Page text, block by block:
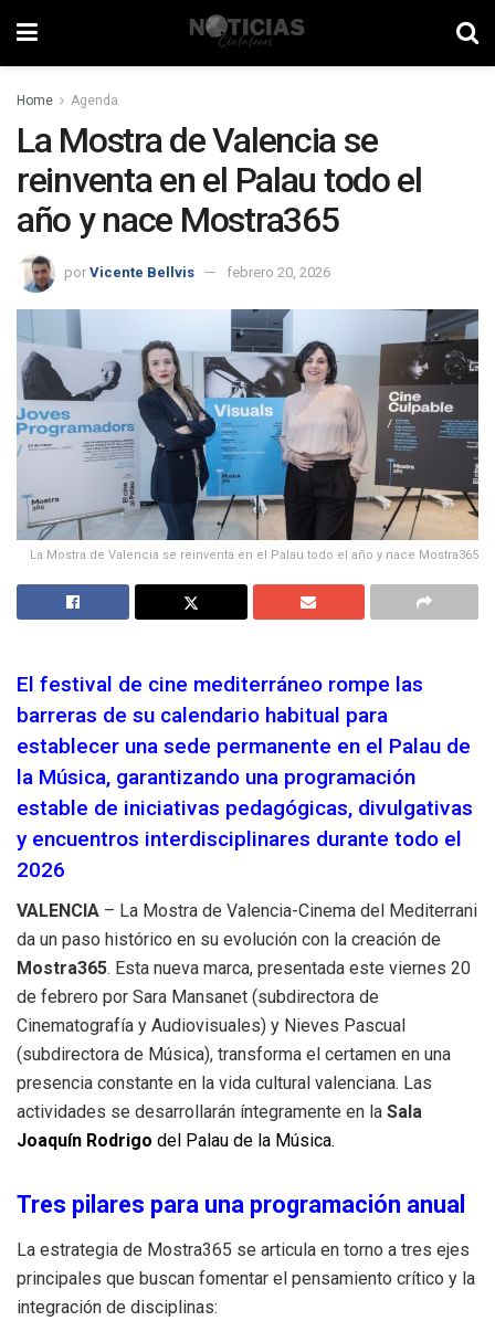
Home Agenda
La Mostra de Valencia se
reinventa en el Palau todo el
año y nace Mostra365
por Vicente Bellvis febrero 20, 2026
La Mostra de Valencia se reinventa en el Palau todo el año y nace Mostra365
El festival de cine mediterráneo rompe las
barreras de su calendario habitual para
establecer una sede permanente en el Palau de
la Música, garantizando una programación
estable de iniciativas pedagógicas, divulgativas
y encuentros interdisciplinares durante todo el
2026
VALENCIA – La Mostra de Valencia-Cinema del Mediterrani
da un paso histórico en su evolución con la creación de
Mostra365. Esta nueva marca, presentada este viernes 20
de febrero por Sara Mansanet (subdirectora de
Cinematografía y Audiovisuales) y Nieves Pascual
(subdirectora de Música), transforma el certamen en una
presencia constante en la vida cultural valenciana. Las
actividades se desarrollarán íntegramente en la Sala
Joaquín Rodrigo del Palau de la Música.
Tres pilares para una programación anual
La estrategia de Mostra365 se articula en torno a tres ejes
principales que buscan fomentar el pensamiento crítico y la
integración de disciplinas: